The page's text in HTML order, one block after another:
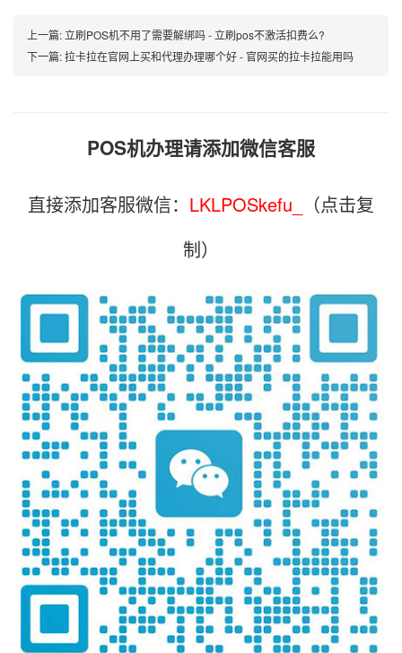
上一篇: 立刷POS机不用了需要解绑吗 - 立刷pos不激活扣费么?
下一篇:拉卡拉在官网上买和代理办理哪个好 - 官网买的拉卡拉能用吗
POS机办理请添加微信客服
直接添加客服微信： LKLPOSkefu_
（点击复
制）